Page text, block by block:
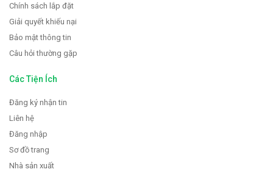
Chính sách lắp đặt
Giải quyết khiếu nại
Bảo mật thông tin
Câu hỏi thường gặp
Các Tiện Ích
Đăng ký nhận tin
Liên hệ
Đăng nhập
Sơ đồ trang
Nhà sản xuất